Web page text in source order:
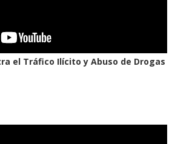
el Tráfico Ilícito y Abuso de Drogas